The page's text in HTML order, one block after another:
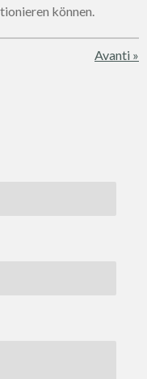
können.
Avanti »